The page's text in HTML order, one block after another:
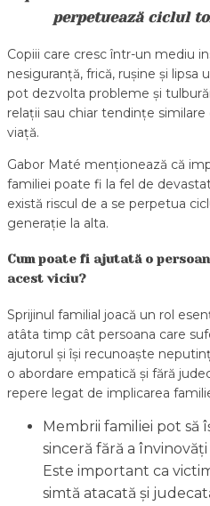
perpetuează ciclul
Copiii care cresc într-un mediu
nesiguranță, frică, rușine și lipsa
pot dezvolta probleme și
relații sau chiar tendințe
viață.
Gabor Maté menționează că
familiei poate fi la fel de
există riscul de a se perpetua
generație la alta.
Cum poate fi ajutată o
acest viciu?
Sprijinul familial joacă un rol
atâta timp cât persoana care
ajutorul și își recunoaște
o abordare empatică și fără
repere legat de implicarea
Membrii familiei pot să
sinceră fără a
Este important ca
simtă atacată și